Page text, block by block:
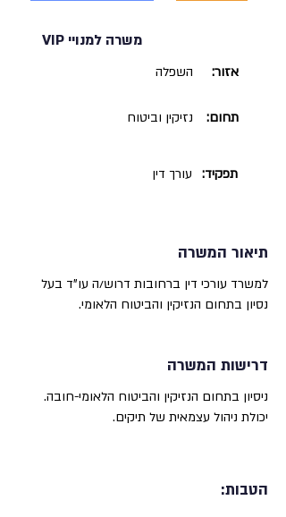
משרה למנויי VIP
השפלה אזור:
נזיקין וביטוח תחום:
עורך דין תפקיד:
תיאור המשרה
למשרד עורכי דין ברחובות דרוש/ה עו"ד בעל
נסיון בתחום הנזיקין והביטוח הלאומי.
דרישות המשרה
ניסיון בתחום הנזיקין והביטוח הלאומי-חובה.
יכולת ניהול עצמאית של תיקים.
הטבות: